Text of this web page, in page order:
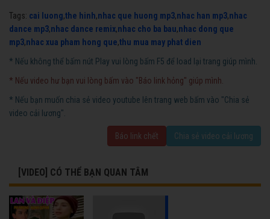
Tags: cai luong,the hinh,nhac que huong mp3,nhac han mp3,nhac
dance mp3,nhac dance remix,nhac cho ba bau,nhac dong que
mp3,nhac xua pham hong que,thu mua may phat dien
* Nếu không thể bấm nút Play vui lòng bấm F5 để load lại trang giúp mình.
* Nếu video hư bạn vui lòng bấm vào "Báo link hỏng" giúp mình.
* Nếu bạn muốn chia sẻ video youtube lên trang web bấm vào "Chia sẻ
video cải lương".
Báo link chết Chia sẻ video cải lương
[VIDEO] CÓ THỂ BẠN QUAN TÂM